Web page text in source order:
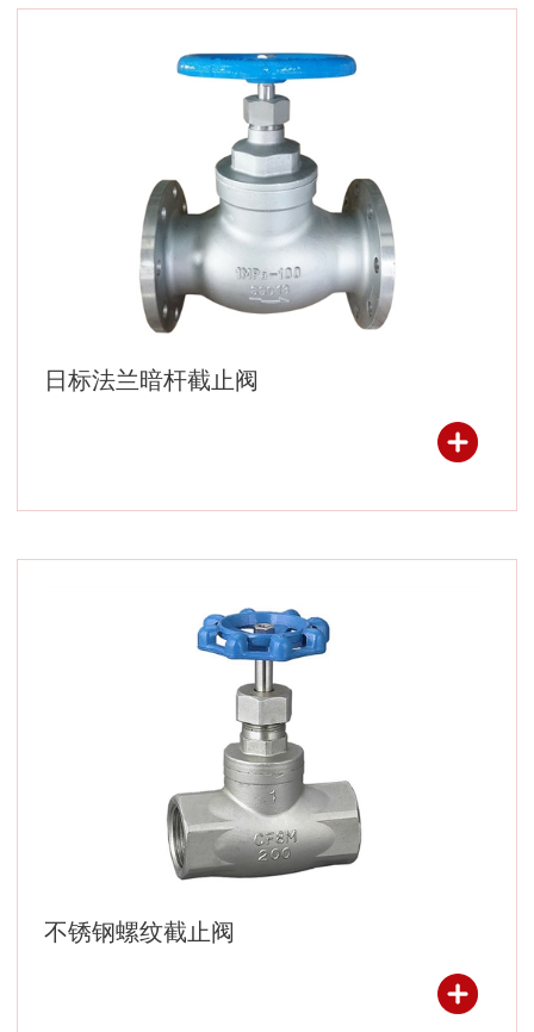
日标法兰暗杆截止阀
不锈钢螺纹截止阀